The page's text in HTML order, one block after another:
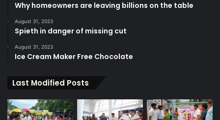
Why homeowners are leaving billions on the table
August 31, 2023
Spieth in danger of missing cut
August 31, 2023
Ice Cream Maker Free Chocolate
Last Modified Posts